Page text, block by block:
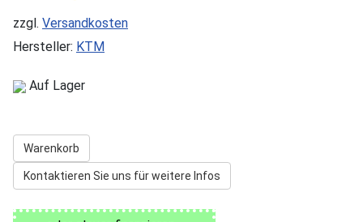
zzgl. Versandkosten
Hersteller: KTM
Auf Lager
Warenkorb
Kontaktieren Sie uns für weitere Infos